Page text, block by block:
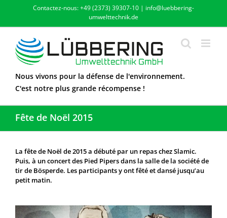
Contactez-nous: +49 (2373) 39307-10 | info@luebbering-
umwelttechnik.de
Nous vivons pour la défense de l'environnement.
C'est notre plus grande récompense !
Fête de Noël 2015
La fête de Noël de 2015 a débuté par un repas chez Slamic.
Puis, à un concert des Pied Pipers dans la salle de la société de
tir de Bösperde. Les participants y ont fêté et dansé jusqu’au
petit matin.